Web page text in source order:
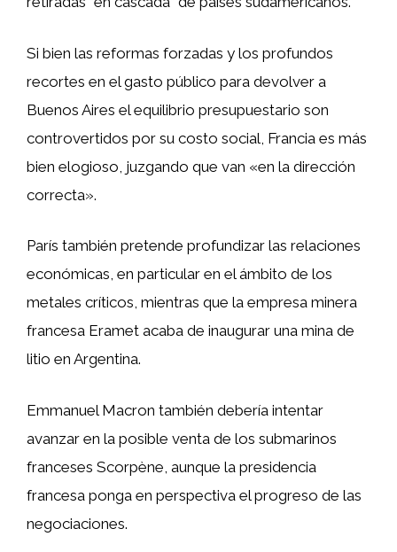
Si bien las reformas forzadas y los profundos
recortes en el gasto público para devolver a
Buenos Aires el equilibrio presupuestario son
controvertidos por su costo social, Francia es más
bien elogioso, juzgando que van «en la dirección
correcta».
París también pretende profundizar las relaciones
económicas, en particular en el ámbito de los
metales críticos, mientras que la empresa minera
francesa Eramet acaba de inaugurar una mina de
litio en Argentina.
Emmanuel Macron también debería intentar
avanzar en la posible venta de los submarinos
franceses Scorpène, aunque la presidencia
francesa ponga en perspectiva el progreso de las
negociaciones.